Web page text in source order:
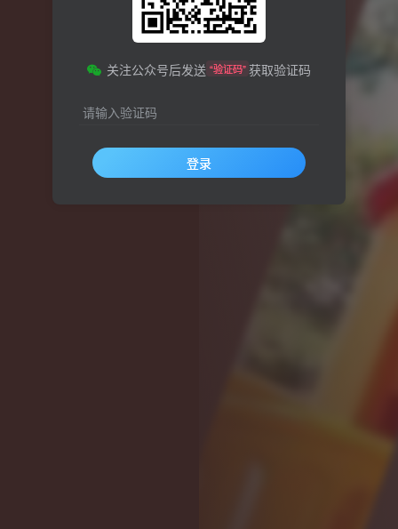
关注公众号后发送 “验证码” 获取验证码
请输入验证码
登录